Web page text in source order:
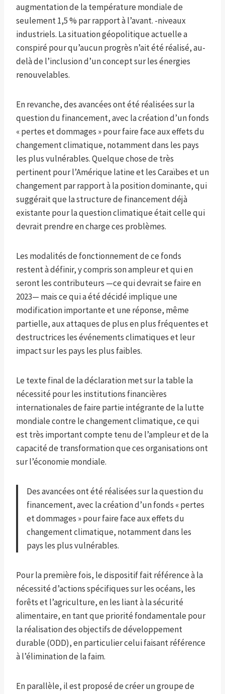
augmentation de la température mondiale de
seulement 1,5 % par rapport à l’avant. -niveaux
industriels. La situation géopolitique actuelle a
conspiré pour qu’aucun progrès n’ait été réalisé, au-
delà de l’inclusion d’un concept sur les énergies
renouvelables.
En revanche, des avancées ont été réalisées sur la
question du financement, avec la création d’un fonds
« pertes et dommages » pour faire face aux effets du
changement climatique, notamment dans les pays
les plus vulnérables. Quelque chose de très
pertinent pour l’Amérique latine et les Caraïbes et un
changement par rapport à la position dominante, qui
suggérait que la structure de financement déjà
existante pour la question climatique était celle qui
devrait prendre en charge ces problèmes.
Les modalités de fonctionnement de ce fonds
restent à définir, y compris son ampleur et qui en
seront les contributeurs —ce qui devrait se faire en
2023— mais ce qui a été décidé implique une
modification importante et une réponse, même
partielle, aux attaques de plus en plus fréquentes et
destructrices les événements climatiques et leur
impact sur les pays les plus faibles.
Le texte final de la déclaration met sur la table la
nécessité pour les institutions financières
internationales de faire partie intégrante de la lutte
mondiale contre le changement climatique, ce qui
est très important compte tenu de l’ampleur et de la
capacité de transformation que ces organisations ont
sur l’économie mondiale.
Des avancées ont été réalisées sur la question du
financement, avec la création d’un fonds « pertes
et dommages » pour faire face aux effets du
changement climatique, notamment dans les
pays les plus vulnérables.
Pour la première fois, le dispositif fait référence à la
nécessité d’actions spécifiques sur les océans, les
forêts et l’agriculture, en les liant à la sécurité
alimentaire, en tant que priorité fondamentale pour
la réalisation des objectifs de développement
durable (ODD), en particulier celui faisant référence
à l’élimination de la faim.
En parallèle, il est proposé de créer un groupe de